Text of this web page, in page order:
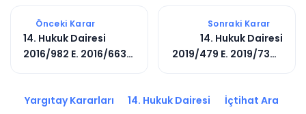
Önceki Karar
14. Hukuk Dairesi
2016/982 E. 2016/663
Sonraki Karar
14. Hukuk Dairesi
2019/479 E. 2019/7349
Yargıtay Kararları 14. Hukuk Dairesi İçtihat Ara